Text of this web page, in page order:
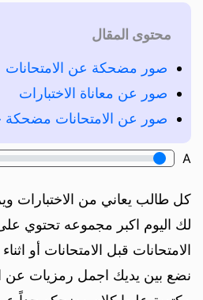
محتوى المقال
صور مضحكة عن الامتحانات
صور عن معاناة الاختبارات
صور عن الامتحانات مضحكة
A
كل طالب يعاني من الاختبارات
لك اليوم اكبر مجموعه تحتوي
الامتحانات قبل الامتحانات أو
نضع بين يديك اجمل رمزيات عن